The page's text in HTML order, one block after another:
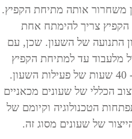
משחרור אותה מתיחת הקפיץ.
הקפיץ צריך להימתח אחת
התנועה של השעון. שכן, עם
מלעבוד עד למתיחת הקפיץ
הבאה. על פי רוב מתיחת קפיץ מלאה אחת מספקת אנרגיה לכ- 40 שעות של פעילות השעון.
הכללי של שעונים מכאניים
הטכנולוגיה וקיומם של
של שעונים מסוג זה.